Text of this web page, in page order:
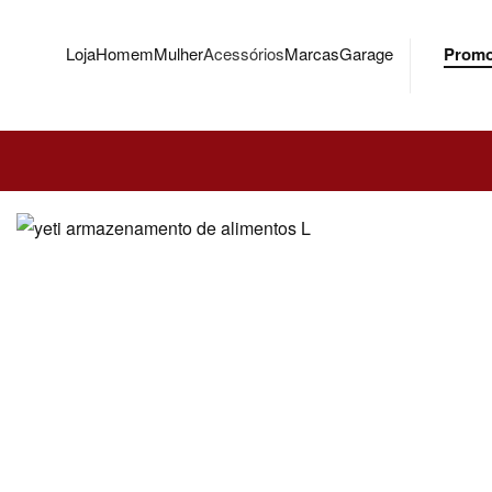
LojaHomemMulherAcessóriosMarcasGarage